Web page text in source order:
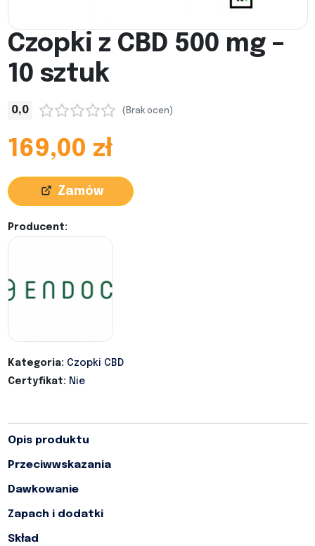
Czopki z CBD 500 mg –
10 sztuk
0,0 (Brak ocen)
169,00 zł
Zamów
Producent:
Kategoria: Czopki CBD
Certyfikat: Nie
Opis produktu
Przeciwwskazania
Dawkowanie
Zapach i dodatki
Skład